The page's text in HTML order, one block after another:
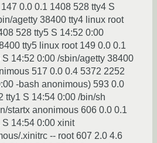
0.0 0.1 1408 528 tty4 S
agetty 38400 tty4 linux root
528 tty5 S 14:52 0:00
tty5 linux root 149 0.0 0.1
S 14:52 0:00 /sbin/agetty 38400
517 0.0 0.4 5372 2252
-bash anonimous) 593 0.0
tty1 S 14:54 0:00 /bin/sh
startx anonimous 606 0.0 0.1
14:54 0:00 xinit
.xinitrc -- root 607 2.0 4.6